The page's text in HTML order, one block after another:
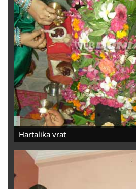
-
Hartalika vrat